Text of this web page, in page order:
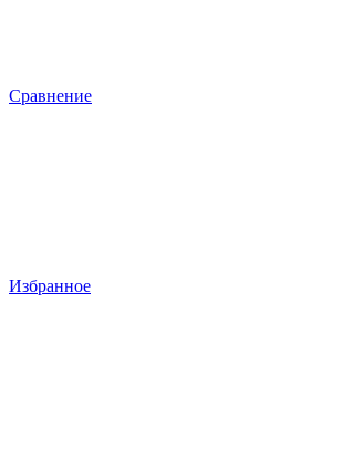
Сравнение
Избранное